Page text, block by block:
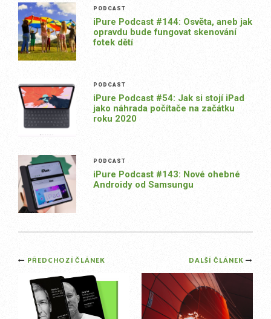
PODCAST
iPure Podcast #144: Osvěta, aneb jak
opravdu bude fungovat skenování
fotek dětí
PODCAST
iPure Podcast #54: Jak si stojí iPad
jako náhrada počítače na začátku
roku 2020
PODCAST
iPure Podcast #143: Nové ohebné
Androidy od Samsungu
Post
navigation
DALŠÍ ČLÁNEK
PŘEDCHOZÍ ČLÁNEK